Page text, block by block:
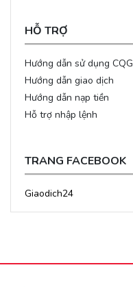
HỖ TRỢ
Hướng dẫn sử dụng CQG
Hướng dẫn giao dịch
Hướng dẫn nạp tiền
Hỗ trợ nhập lệnh
TRANG FACEBOOK
Giaodich24